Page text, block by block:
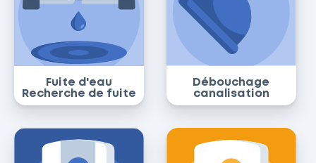
Fuite d'eau
Recherche de fuite
Débouchage
canalisation